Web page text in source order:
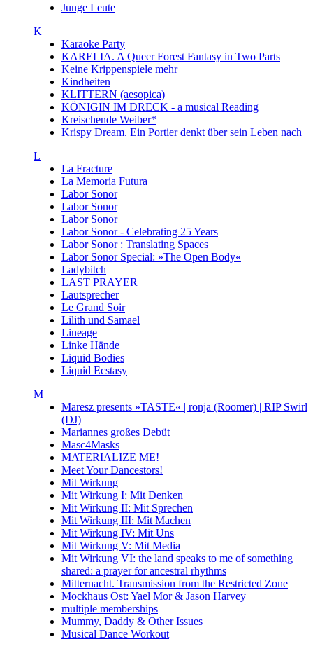
Junge Leute
K
Karaoke Party
KARELIA. A Queer Forest Fantasy in Two Parts
Keine Krippenspiele mehr
Kindheiten
KLITTERN (aesopica)
KÖNIGIN IM DRECK - a musical Reading
Kreischende Weiber*
Krispy Dream. Ein Portier denkt über sein Leben nach
L
La Fracture
La Memoria Futura
Labor Sonor
Labor Sonor
Labor Sonor
Labor Sonor - Celebrating 25 Years
Labor Sonor : Translating Spaces
Labor Sonor Special: »The Open Body«
Ladybitch
LAST PRAYER
Lautsprecher
Le Grand Soir
Lilith und Samael
Lineage
Linke Hände
Liquid Bodies
Liquid Ecstasy
M
Maresz presents »TASTE« | ronja (Roomer) | RIP Swirl
(DJ)
Mariannes großes Debüt
Masc4Masks
MATERIALIZE ME!
Meet Your Dancestors!
Mit Wirkung
Mit Wirkung I: Mit Denken
Mit Wirkung II: Mit Sprechen
Mit Wirkung III: Mit Machen
Mit Wirkung IV: Mit Uns
Mit Wirkung V: Mit Media
Mit Wirkung VI: the land speaks to me of something
shared: a prayer for ancestral rhythms
Mitternacht. Transmission from the Restricted Zone
Mockhaus Ost: Yael Mor & Jason Harvey
multiple memberships
Mummy, Daddy & Other Issues
Musical Dance Workout